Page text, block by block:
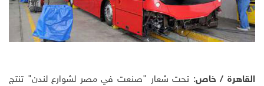
القاهرة / خاص: تحت شعار "صنعت في مصر لشوارع لندن" تنتج